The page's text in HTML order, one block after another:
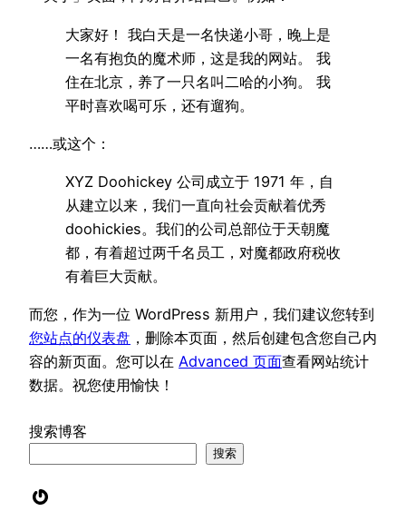
大家好！ 我白天是一名快递小哥，晚上是
一名有抱负的魔术师，这是我的网站。 我
住在北京，养了一只名叫二哈的小狗。 我
平时喜欢喝可乐，还有遛狗。
……或这个：
XYZ Doohickey 公司成立于 1971 年，自
从建立以来，我们一直向社会贡献着优秀
doohickies。我们的公司总部位于天朝魔
都，有着超过两千名员工，对魔都政府税收
有着巨大贡献。
而您，作为一位 WordPress 新用户，我们建议您转到
您站点的仪表盘 ，删除本页面，然后创建包含您自己内
容的新页面。您可以在 Advanced 页面查看网站统计
数据。祝您使用愉快！
搜索博客
搜索
Gravatar